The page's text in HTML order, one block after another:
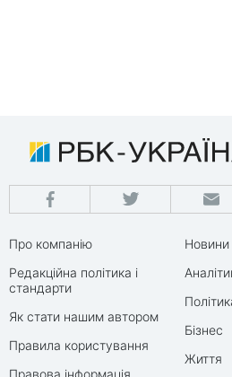
Про компанію
Редакційна політика і
стандарти
Як стати нашим автором
Правила користування
Правова інформація
Новини
Бізнес
Життя